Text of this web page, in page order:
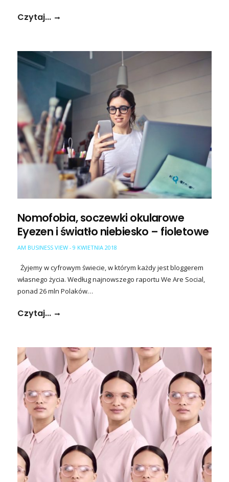
Czytaj...
Nomofobia, soczewki okularowe
Eyezen i światło niebiesko – fioletowe
AM BUSINESS VIEW - 9 KWIETNIA 2018
Żyjemy w cyfrowym świecie, w którym każdy jest bloggerem
własnego życia. Według najnowszego raportu We Are Social,
ponad 26 mln Polaków…
Czytaj...